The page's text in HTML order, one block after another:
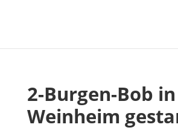
2-Burgen-Bob in
Weinheim